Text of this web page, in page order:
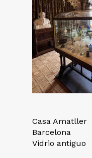
Casa Amatller
Barcelona
Vidrio antiguo